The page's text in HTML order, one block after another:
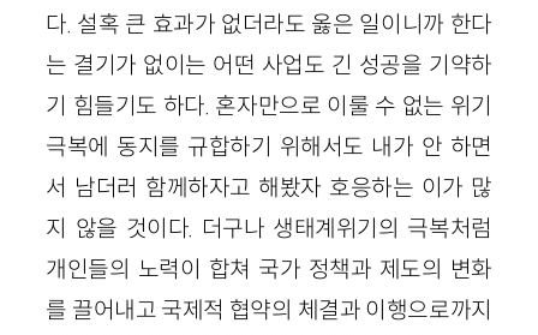
다. 설혹 큰 효과가 없더라도 옳은 일이니까 한다
는 결기가 없이는 어떤 사업도 긴 성공을 기약하
기 힘들기도 하다. 혼자만으로 이룰 수 없는 위기
극복에 동지를 규합하기 위해서도 내가 안 하면
서 남더러 함께하자고 해봤자 호응하는 이가 많
지 않을 것이다. 더구나 생태계위기의 극복처럼
개인들의 노력이 합쳐 국가 정책과 제도의 변화
를 끌어내고 국제적 협약의 체결과 이행으로까지